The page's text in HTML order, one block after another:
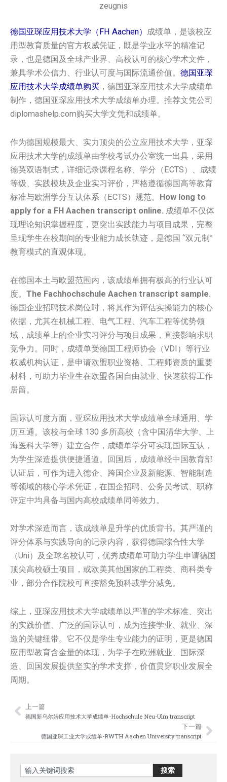
zeugnis
德国亚琛应用技术大学（FH Aachen） 成绩单，是该校应
用型教育质量的官方权威凭证，既是学业水平的精准记
录，也是德国及全球产业界、高校认可的核心学术文件，
兼具学术公信力、行业认可度与国际流通价值。 德国‌‌亚琛
应用技术大学成绩单购买 ，德国‌‌亚琛应用技术大学成绩单
制作，德国‌‌亚琛应用技术大学成绩单办理。推荐文凭公司
diplomashelp.com购买大学文凭和成绩单。
作为德国规模最大、实力顶尖的公立应用技术大学，亚琛
应用技术大学的成绩单由学校考试办公室统一出具，采用
德英双语制式，详细记录课程名称、学分（ECTS）、成绩
等级、实践模块及企业实习评价，严格遵循德国高等教育
标准与欧洲学分互认体系（ECTS）规范。 How long to
apply for a FH Aachen transcript online. 成绩单不仅体
现理论知识掌握程度，更突出实践能力与项目成果，完整
呈现学生在校期间的专业能力成长轨迹，是德国 “双元制”
教育模式的直观体现。
在德国本土与欧盟范围内，该成绩单拥有极高的行业认可
度。 The Fachhochschule Aachen transcript sample.
德国企业招聘技术岗位时，将其作为评估实操能力的核心
依据，尤其在机械工程、电气工程、汽车工程等优势领
域，成绩单上的企业实习评分与项目成果，直接影响求职
竞争力。同时，成绩单受德国工程师协会（VDI）等行业
权威机构认证，是申请欧盟职业资格、工程师资质的重要
材料，可助力毕业生在欧盟各国自由就业、快速获得工作
居留。
国际认可度方面，亚琛应用技术大学成绩单全球通用、学
历互通。该校与全球 130 多所高校（含中国清华大学、上
海医科大学等）建立合作，成绩单学分可实现国际互认，
为学生深造提供便捷通道。回国后，成绩单经中国教育部
认证后，可作为进入德企、跨国企业及新能源、智能制造
等领域的核心学术凭证，在国企招聘、公务员考试、职称
评定中均具备与国内高校成绩单同等效力。
对学术深造而言，该成绩单是升学的优质背书。其严谨的
评分体系与实践导向的记录内容，获得德国综合性大学
（Uni）及全球名校认可，优秀成绩单可助力学生申请德国
顶尖高校硕士项目，或欧美其他国家的工程类、商科类专
业，部分合作院校可直接豁免预科或学分减免。
综上，亚琛应用技术大学成绩单以严谨的学术标准、突出
的实践价值、广泛的国际认可，成为连接学业、就业、深
造的关键纽带。它不仅是学生专业能力的证明，更是德国
应用型教育含金量的体现，为学子在欧洲就业、国际深
造、回国发展提供坚实的学术支撑，价值贯穿职业发展全
周期。
Prev
上一篇
德国新乌尔姆应用技术大学成绩单-Hochschule Neu-Ulm transcript
下一篇
德国亚琛工业大学成绩单-RWTH Aachen University transcript
Search 搜索